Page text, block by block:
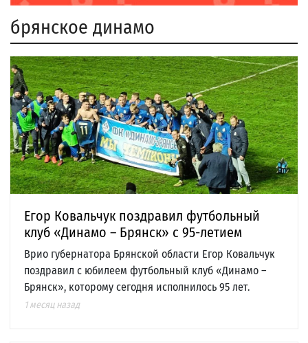
брянское динамо
Егор Ковальчук поздравил футбольный
клуб «Динамо – Брянск» с 95-летием
Врио губернатора Брянской области Егор Ковальчук
поздравил с юбилеем футбольный клуб «Динамо –
Брянск», которому сегодня исполнилось 95 лет.
1 месяц назад